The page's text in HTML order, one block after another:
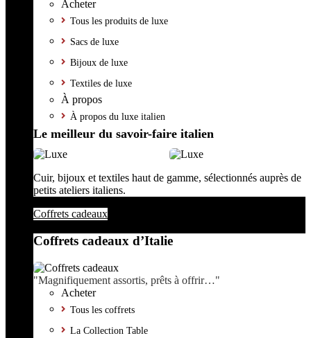
Acheter
Tous les produits de luxe
Sacs de luxe
Bijoux de luxe
Textiles de luxe
À propos
À propos du luxe italien
Le meilleur du savoir-faire italien
Cuir, bijoux et textiles haut de gamme, sélectionnés auprès de
petits ateliers italiens.
Coffrets cadeaux
Coffrets cadeaux d’Italie
"Magnifiquement assortis, prêts à offrir…"
Acheter
Tous les coffrets
La Collection Table